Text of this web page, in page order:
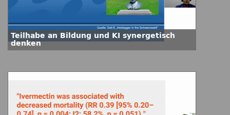
Teilhabe an Bildung und KI synergetisch
denken